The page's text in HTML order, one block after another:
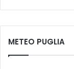
METEO PUGLIA